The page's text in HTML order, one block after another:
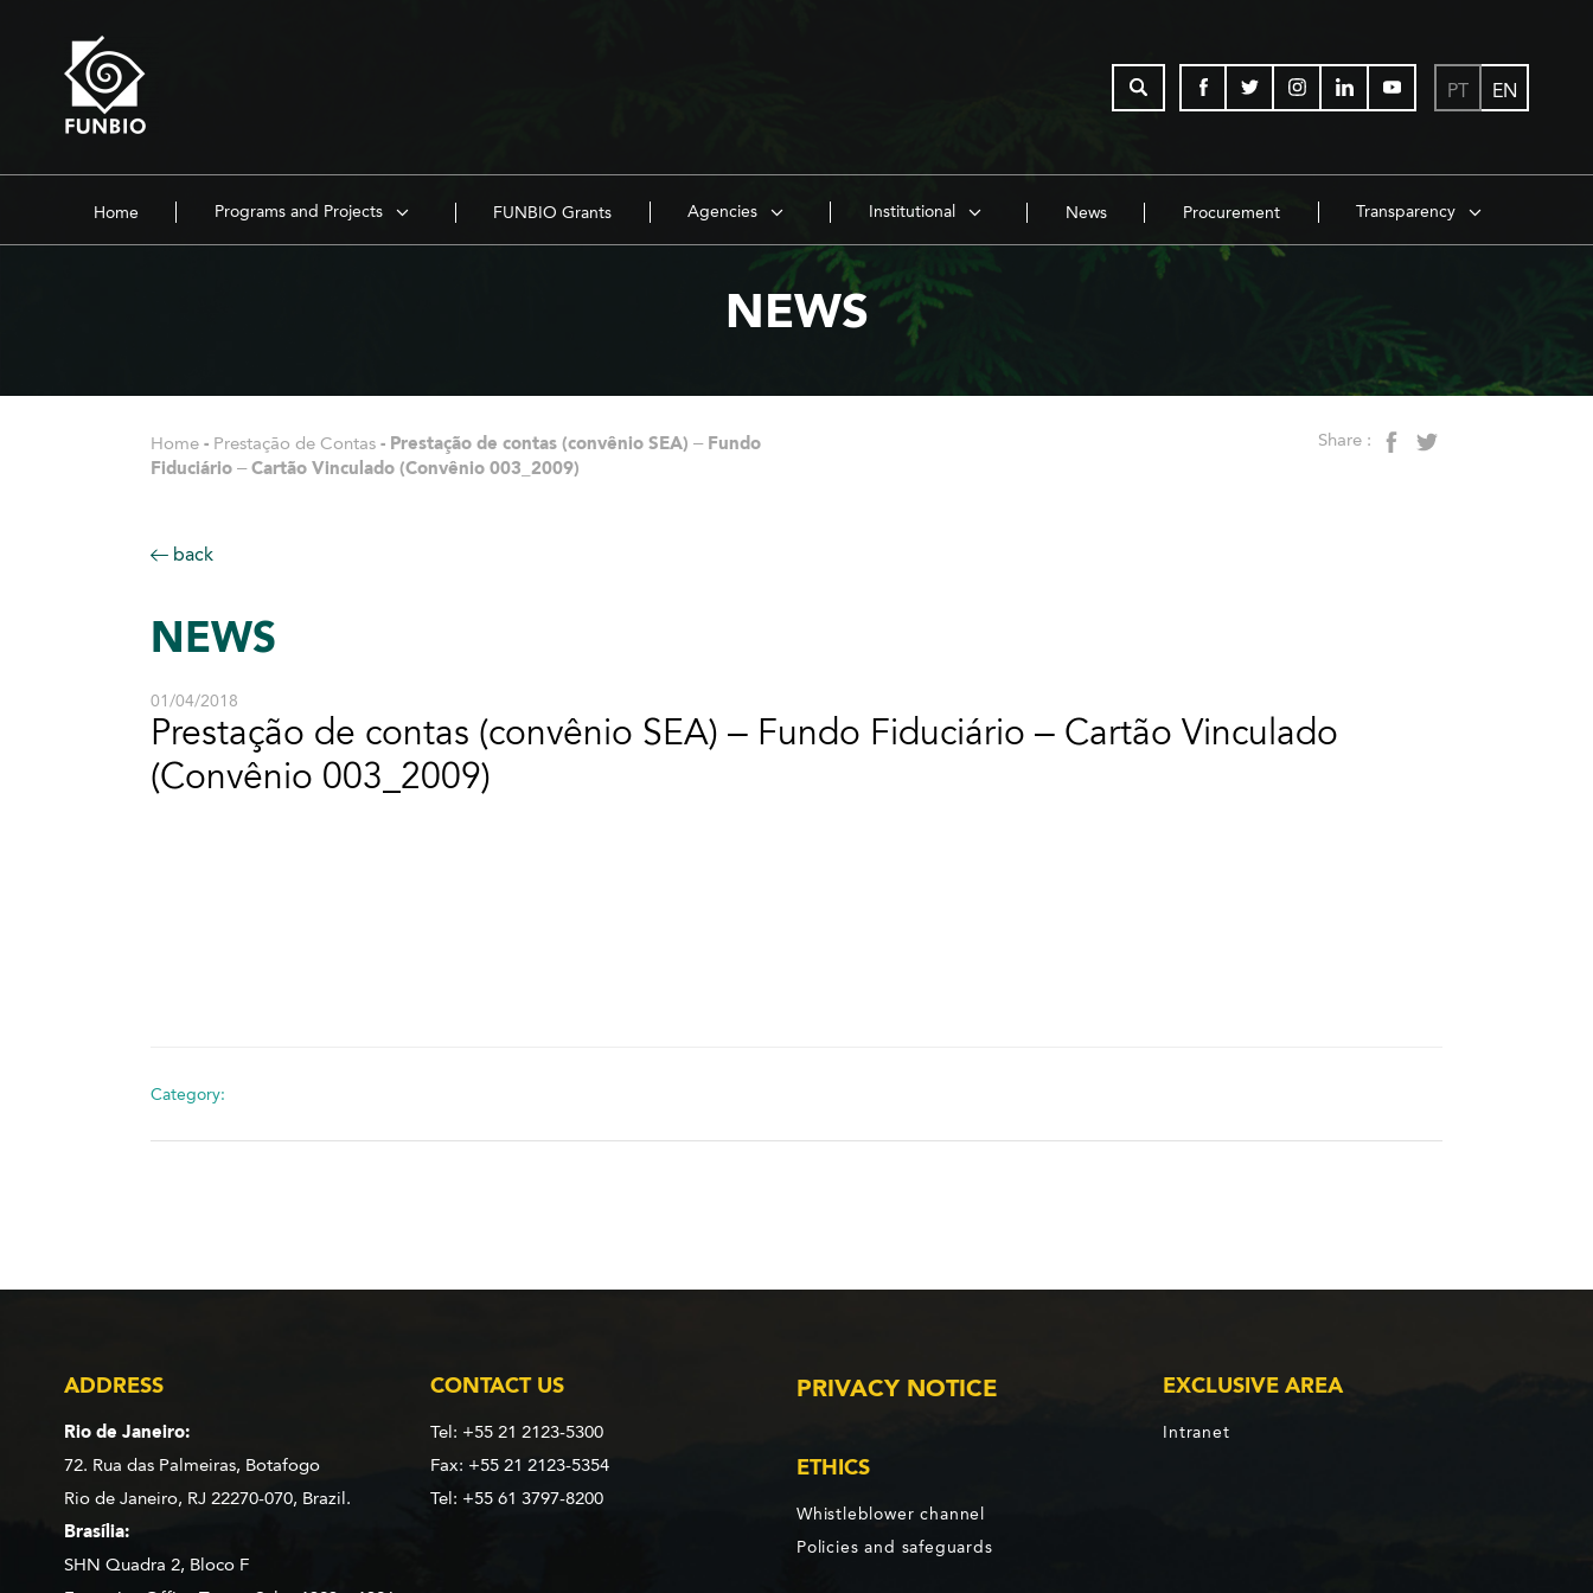
PT EN
Home Programs and Projects FUNBIO Grants Agencies Institutional News Procurement Transparency
NEWS
Home - Prestação de Contas - Prestação de contas (convênio SEA) – Fundo
Fiduciário – Cartão Vinculado (Convênio 003_2009)
Share :
back
NEWS
01/04/2018
Prestação de contas (convênio SEA) – Fundo Fiduciário – Cartão Vinculado
(Convênio 003_2009)
Category:
ADDRESS
Rio de Janeiro:
72. Rua das Palmeiras, Botafogo
Rio de Janeiro, RJ 22270-070, Brazil.
Brasília:
SHN Quadra 2, Bloco F
CONTACT US
Tel: +55 21 2123-5300
Fax: +55 21 2123-5354
Tel: +55 61 3797-8200
PRIVACY NOTICE EXCLUSIVE AREA
Intranet
ETHICS
Whistleblower channel
Policies and safeguards